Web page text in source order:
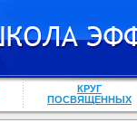
КРУГ
ПОСВЯЩЕННЫХ